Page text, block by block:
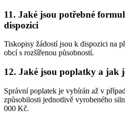
11. Jaké jsou potřebné
dispozici
Tiskopisy žádostí jsou k dispozici na
obcí s rozšířenou působností.
12. Jaké jsou poplatky a jak
Správní poplatek je vybírán až v
způsobilosti jednotlivě vyrobeného
000 Kč.